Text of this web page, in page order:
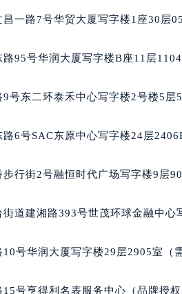
市东城区东长安街1号王府井东方广
古自治区阿拉善盟市左旗土尔扈特
古自治区包头市青山区幸福路甲3号
古自治区鄂尔多斯市东胜区伊金霍
古自治区通辽市科尔沁区明仁大街
古自治区乌兰察布市集宁区恩和大
古自治区兴安盟市乌兰浩特市兴安
一路7号华贸大厦写字楼1座30层
95号华润大厦写字楼B座11层1104
号东二环泰禾中心写字楼2号楼5层
6号SAC东原中心写字楼24层
行街2号融恒时代广场写字楼9层
道建湘路393号世茂环球金融中心
号华润大厦写字楼29层2905室（
号亨得利名表服务中心（品牌授